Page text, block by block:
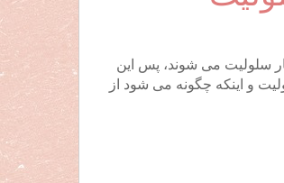
دچار سلولیت می شوند، پس این
و اینکه چگونه می شود از